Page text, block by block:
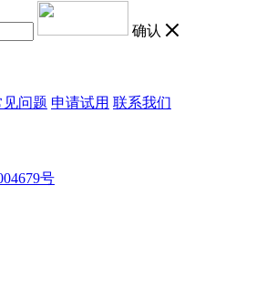
确认
见问题 申请试用 联系我们
号